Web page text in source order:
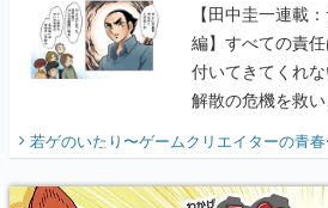
【田中圭一連載
編】すべての責任
付いてきてくれ
解散の危機を救
開く。業界の快
『少年ジャンプ
り】
若ゲのいたり〜ゲームクリエイターの青